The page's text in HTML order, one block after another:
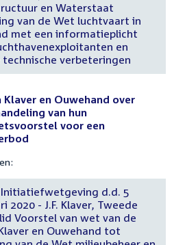
en Waterstaat
van de Wet luchtvaart in
met een informatieplicht
en
technische verbeteringen
Klaver en Ouwehand over
van hun
voor een
Initiatiefwetgeving d.d. 5
2020 - J.F. Klaver, Tweede
Voorstel van wet van de
en Ouwehand tot